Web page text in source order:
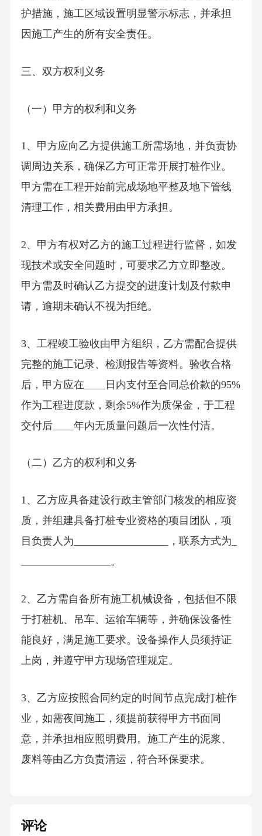
护措施，施工区域设置明显警示标志，并承担
因施工产生的所有安全责任。
三、双方权利义务
（一）甲方的权利和义务
1、甲方应向乙方提供施工所需场地，并负责协
调周边关系，确保乙方可正常开展打桩作业。
甲方需在工程开始前完成场地平整及地下管线
清理工作，相关费用由甲方承担。
2、甲方有权对乙方的施工过程进行监督，如发
现技术或安全问题时，可要求乙方立即整改。
甲方需及时确认乙方提交的进度计划及付款申
请，逾期未确认不视为拒绝。
3、工程竣工验收由甲方组织，乙方需配合提供
完整的施工记录、检测报告等资料。验收合格
后，甲方应在____日内支付至合同总价款的95%
作为工程进度款，剩余5%作为质保金，于工程
交付后____年内无质量问题后一次性付清。
（二）乙方的权利和义务
1、乙方应具备建设行政主管部门核发的相应资
质，并组建具备打桩专业资格的项目团队，项
目负责人为__________________，联系方式为_
_________________。
2、乙方需自备所有施工机械设备，包括但不限
于打桩机、吊车、运输车辆等，并确保设备性
能良好，满足施工要求。设备操作人员须持证
上岗，并遵守甲方现场管理规定。
3、乙方应按照合同约定的时间节点完成打桩作
业，如需夜间施工，须提前获得甲方书面同
意，并承担相应照明费用。施工产生的泥浆、
废料等由乙方负责清运，符合环保要求。
行评估，并制定应急预案。如因乙方原因导致
评论